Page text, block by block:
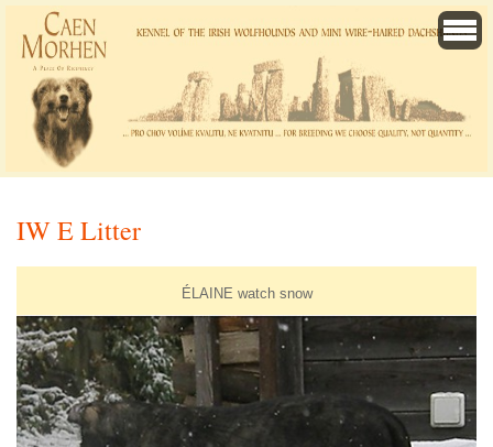
IW E Litter
ÉLAINE watch snow